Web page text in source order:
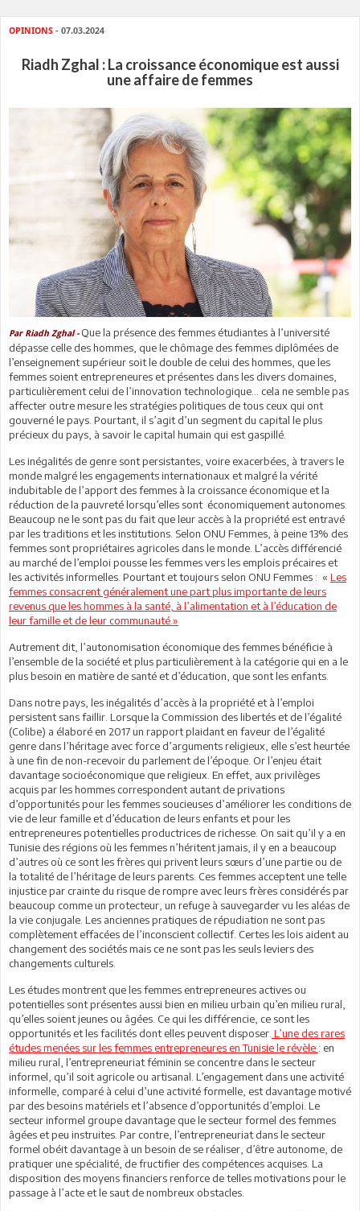
OPINIONS - 07.03.2024
Riadh Zghal : La croissance économique est aussi
une affaire de femmes
Par Riadh Zghal - Que la présence des femmes étudiantes à l’université
dépasse celle des hommes, que le chômage des femmes diplômées de
l’enseignement supérieur soit le double de celui des hommes, que les
femmes soient entrepreneures et présentes dans les divers domaines,
particulièrement celui de l’innovation technologique… cela ne semble pas
affecter outre mesure les stratégies politiques de tous ceux qui ont
gouverné le pays. Pourtant, il s’agit d’un segment du capital le plus
précieux du pays, à savoir le capital humain qui est gaspillé.
Les inégalités de genre sont persistantes, voire exacerbées, à travers le
monde malgré les engagements internationaux et malgré la vérité
indubitable de l’apport des femmes à la croissance économique et la
réduction de la pauvreté lorsqu’elles sont économiquement autonomes.
Beaucoup ne le sont pas du fait que leur accès à la propriété est entravé
par les traditions et les institutions. Selon ONU Femmes, à peine 13% des
femmes sont propriétaires agricoles dans le monde. L’accès différencié
au marché de l’emploi pousse les femmes vers les emplois précaires et
les activités informelles. Pourtant et toujours selon ONU Femmes : « Les
femmes consacrent généralement une part plus importante de leurs
revenus que les hommes à la santé, à l’alimentation et à l’éducation de
leur famille et de leur communauté.»
Autrement dit, l’autonomisation économique des femmes bénéficie à
l’ensemble de la société et plus particulièrement à la catégorie qui en a le
plus besoin en matière de santé et d’éducation, que sont les enfants.
Dans notre pays, les inégalités d’accès à la propriété et à l’emploi
persistent sans faillir. Lorsque la Commission des libertés et de l’égalité
(Colibe) a élaboré en 2017 un rapport plaidant en faveur de l’égalité
genre dans l’héritage avec force d’arguments religieux, elle s’est heurtée
à une fin de non-recevoir du parlement de l’époque. Or l’enjeu était
davantage socioéconomique que religieux. En effet, aux privilèges
acquis par les hommes correspondent autant de privations
d’opportunités pour les femmes soucieuses d’améliorer les conditions de
vie de leur famille et d’éducation de leurs enfants et pour les
entrepreneures potentielles productrices de richesse. On sait qu’il y a en
Tunisie des régions où les femmes n’héritent jamais, il y en a beaucoup
d’autres où ce sont les frères qui privent leurs sœurs d’une partie ou de
la totalité de l’héritage de leurs parents. Ces femmes acceptent une telle
injustice par crainte du risque de rompre avec leurs frères considérés par
beaucoup comme un protecteur, un refuge à sauvegarder vu les aléas de
la vie conjugale. Les anciennes pratiques de répudiation ne sont pas
complètement effacées de l’inconscient collectif. Certes les lois aident au
changement des sociétés mais ce ne sont pas les seuls leviers des
changements culturels.
Les études montrent que les femmes entrepreneures actives ou
potentielles sont présentes aussi bien en milieu urbain qu’en milieu rural,
qu’elles soient jeunes ou âgées. Ce qui les différencie, ce sont les
opportunités et les facilités dont elles peuvent disposer. L’une des rares
études menées sur les femmes entrepreneures en Tunisie le révèle : en
milieu rural, l’entrepreneuriat féminin se concentre dans le secteur
informel, qu’il soit agricole ou artisanal. L’engagement dans une activité
informelle, comparé à celui d’une activité formelle, est davantage motivé
par des besoins matériels et l’absence d’opportunités d’emploi. Le
secteur informel groupe davantage que le secteur formel des femmes
âgées et peu instruites. Par contre, l’entrepreneuriat dans le secteur
formel obéit davantage à un besoin de se réaliser, d’être autonome, de
pratiquer une spécialité, de fructifier des compétences acquises. La
disposition des moyens financiers renforce de telles motivations pour le
passage à l’acte et le saut de nombreux obstacles.